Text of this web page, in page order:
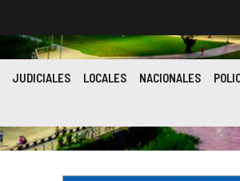
JUDICIALES LOCALES NACIONALES